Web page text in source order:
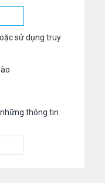
sử dụng truy
thông tin